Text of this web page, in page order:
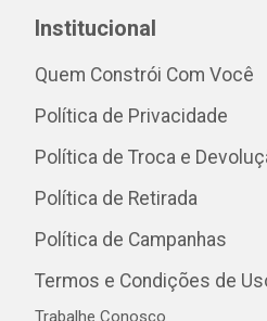
Institucional
Quem Constrói Com Você
Política de Privacidade
Política de Troca e
Política de Retirada
Política de Campanhas
Termos e Condições de
Trabalhe Conosco